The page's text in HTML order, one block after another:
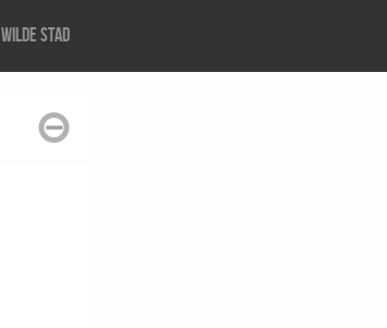
Wilde stad